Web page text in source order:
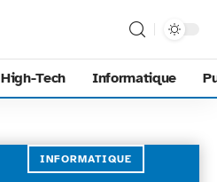
High-Tech Informatique
INFORMATIQUE